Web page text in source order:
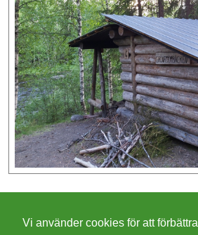
Vi använder cookies för att förbättra